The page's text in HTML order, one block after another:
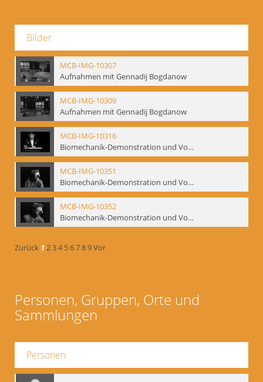
Bilder
MCB-IMG-10307
Aufnahmen mit Gennadij Bogdanow
MCB-IMG-10309
Aufnahmen mit Gennadij Bogdanow
MCB-IMG-10316
Biomechanik-Demonstration und Vortrag, Berliner Ensemble, 04.10.1991
MCB-IMG-10351
Biomechanik-Demonstration und Vortrag, Berliner Ensemble, 04.10.1991
MCB-IMG-10352
Biomechanik-Demonstration und Vortrag, Berliner Ensemble, 04.10.1991
Zurück 1234 56789Vor
Personen, Gruppen, Orte und
Sammlungen
Personen